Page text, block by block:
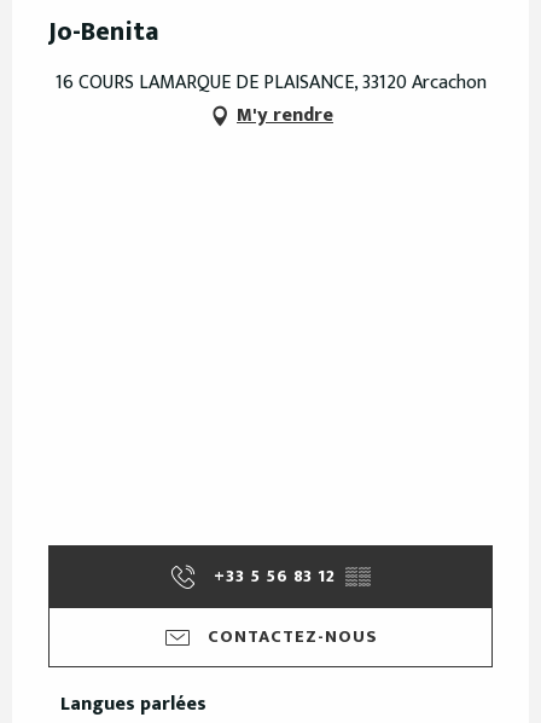
Jo-Benita
16 COURS LAMARQUE DE PLAISANCE, 33120 Arcachon
M'y rendre
+33 5 56 83 12 ▒▒
CONTACTEZ-NOUS
Langues parlées
Langues parlées